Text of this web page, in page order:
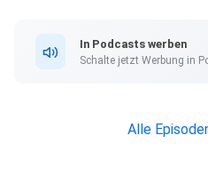
In Podcasts werben
Schalte jetzt Werbung in
Alle